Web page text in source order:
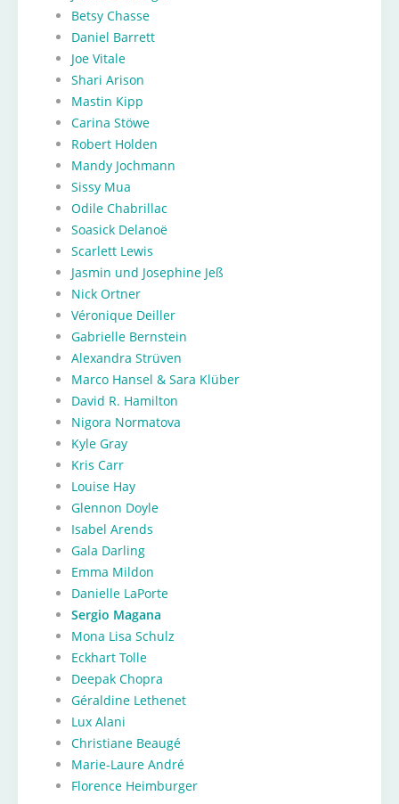
Betsy Chasse
Daniel Barrett
Joe Vitale
Shari Arison
Mastin Kipp
Carina Stöwe
Robert Holden
Mandy Jochmann
Sissy Mua
Odile Chabrillac
Soasick Delanoë
Scarlett Lewis
Jasmin und Josephine Jeß
Nick Ortner
Véronique Deiller
Gabrielle Bernstein
Alexandra Strüven
Marco Hansel & Sara Klüber
David R. Hamilton
Nigora Normatova
Kyle Gray
Kris Carr
Louise Hay
Glennon Doyle
Isabel Arends
Gala Darling
Emma Mildon
Danielle LaPorte
Sergio Magana
Mona Lisa Schulz
Eckhart Tolle
Deepak Chopra
Géraldine Lethenet
Lux Alani
Christiane Beaugé
Marie-Laure André
Florence Heimburger